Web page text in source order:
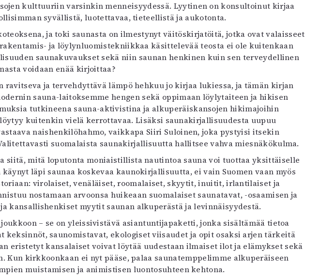
kulttuuriin varsinkin menneisyydessä. Lyytinen on konsultoinut kirjaa
syvällistä, luotettavaa, tieteellistä ja aukotonta.
ja toki saunasta on ilmestynyt väitöskirjatöitä, jotka ovat valaisseet
ja löylynluomistekniikkaa käsittelevää teosta ei ole kuitenkaan
saunakuvaukset sekä niin saunan henkinen kuin sen terveydellinen
voidaan enää kirjoittaa?
ja tervehdyttävä lämpö hehkuu jo kirjaa lukiessa, ja tämän kirjan
sauna-laitoksemme hengen sekä oppimaan löylytaiteen ja hikisen
tutkineena sauna-aktivistina ja alkuperäiskansojen hikimajoihin
kuitenkin vielä kerrottavaa. Lisäksi saunakirjallisuudesta uupuu
naishenkilöhahmo, vaikkapa Siiri Suloinen, joka pystyisi itsekin
suomalaista saunakirjallisuutta hallitsee vahva miesnäkökulma.
siitä, mitä loputonta moniaistillista nautintoa sauna voi tuottaa yksittäiselle
läpi saunaa koskevaa kaunokirjallisuutta, ei vain Suomen vaan myös
virolaiset, venäläiset, roomalaiset, skyytit, inuitit, irlantilaiset ja
nostamaan arvoonsa huikeaan suomalaiset saunatavat, -osaamisen ja
kansallishenkiset myytit saunan alkuperästä ja levinnäisyydestä.
– se on yleissivistävä asiantuntijapaketti, jonka sisältämää tietoa
keksinnöt, saunomistavat, ekologiset viisaudet ja opit osaksi arjen tärkeitä
eristetyt kansalaiset voivat löytää uudestaan ilmaiset ilot ja elämykset sekä
kirkkoonkaan ei nyt pääse, palaa saunatemppelimme alkuperäiseen
muistamisen ja animistisen luontosuhteen kehtona.